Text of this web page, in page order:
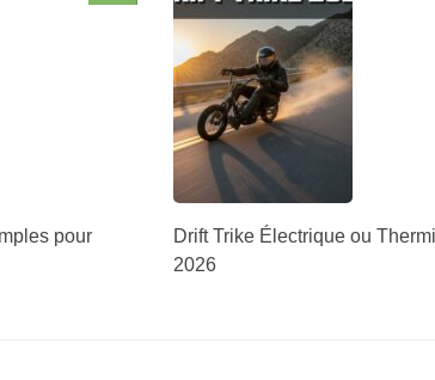
pour
Drift Trike Électrique ou
2026